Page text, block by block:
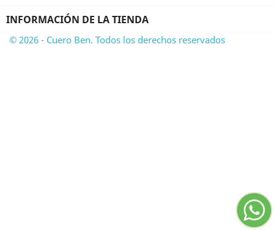
INFORMACIÓN DE LA TIENDA
© 2026 - Cuero Ben. Todos los derechos reservados